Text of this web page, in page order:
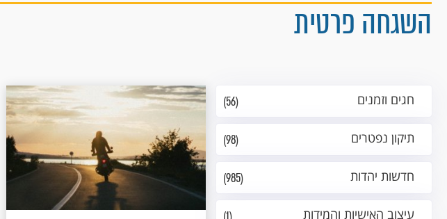
השגחה פרטית
(56) חגים וזמנים
(98) תיקון נפטרים
(985) חדשות יהדות
עיצוב האישיות והמידות